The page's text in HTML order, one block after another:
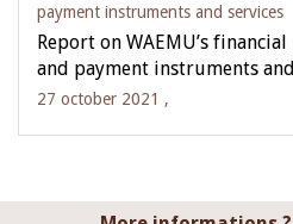
payment instruments and services
Report on WAEMU’s
and payment instruments
27 october 2021 ,